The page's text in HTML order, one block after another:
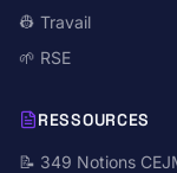
👷 Travail
🌱 RSE
RESSOURCES
📝 349 Notions